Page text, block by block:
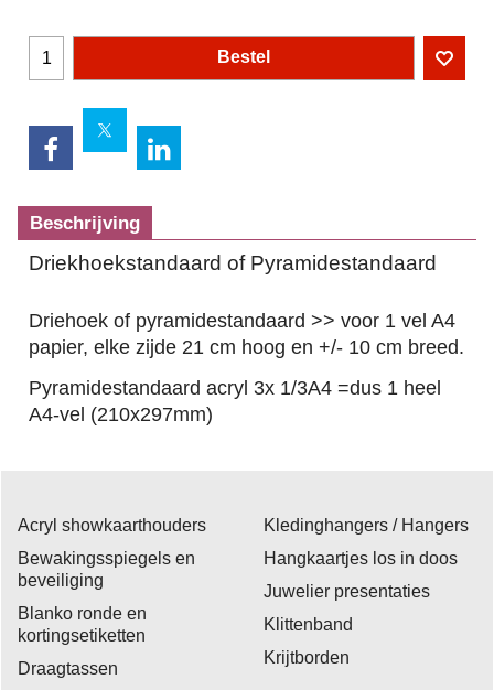
Bestel
Beschrijving
Driekhoekstandaard of Pyramidestandaard
Driehoek of pyramidestandaard >> voor 1 vel A4
papier, elke zijde 21 cm hoog en +/- 10 cm breed.
Pyramidestandaard acryl 3x 1/3A4 =dus 1 heel
A4-vel (210x297mm)
Acryl showkaarthouders
Bewakingsspiegels en
beveiliging
Blanko ronde en
kortingsetiketten
Draagtassen
Kledinghangers / Hangers
Hangkaartjes los in doos
Juwelier presentaties
Klittenband
Krijtborden